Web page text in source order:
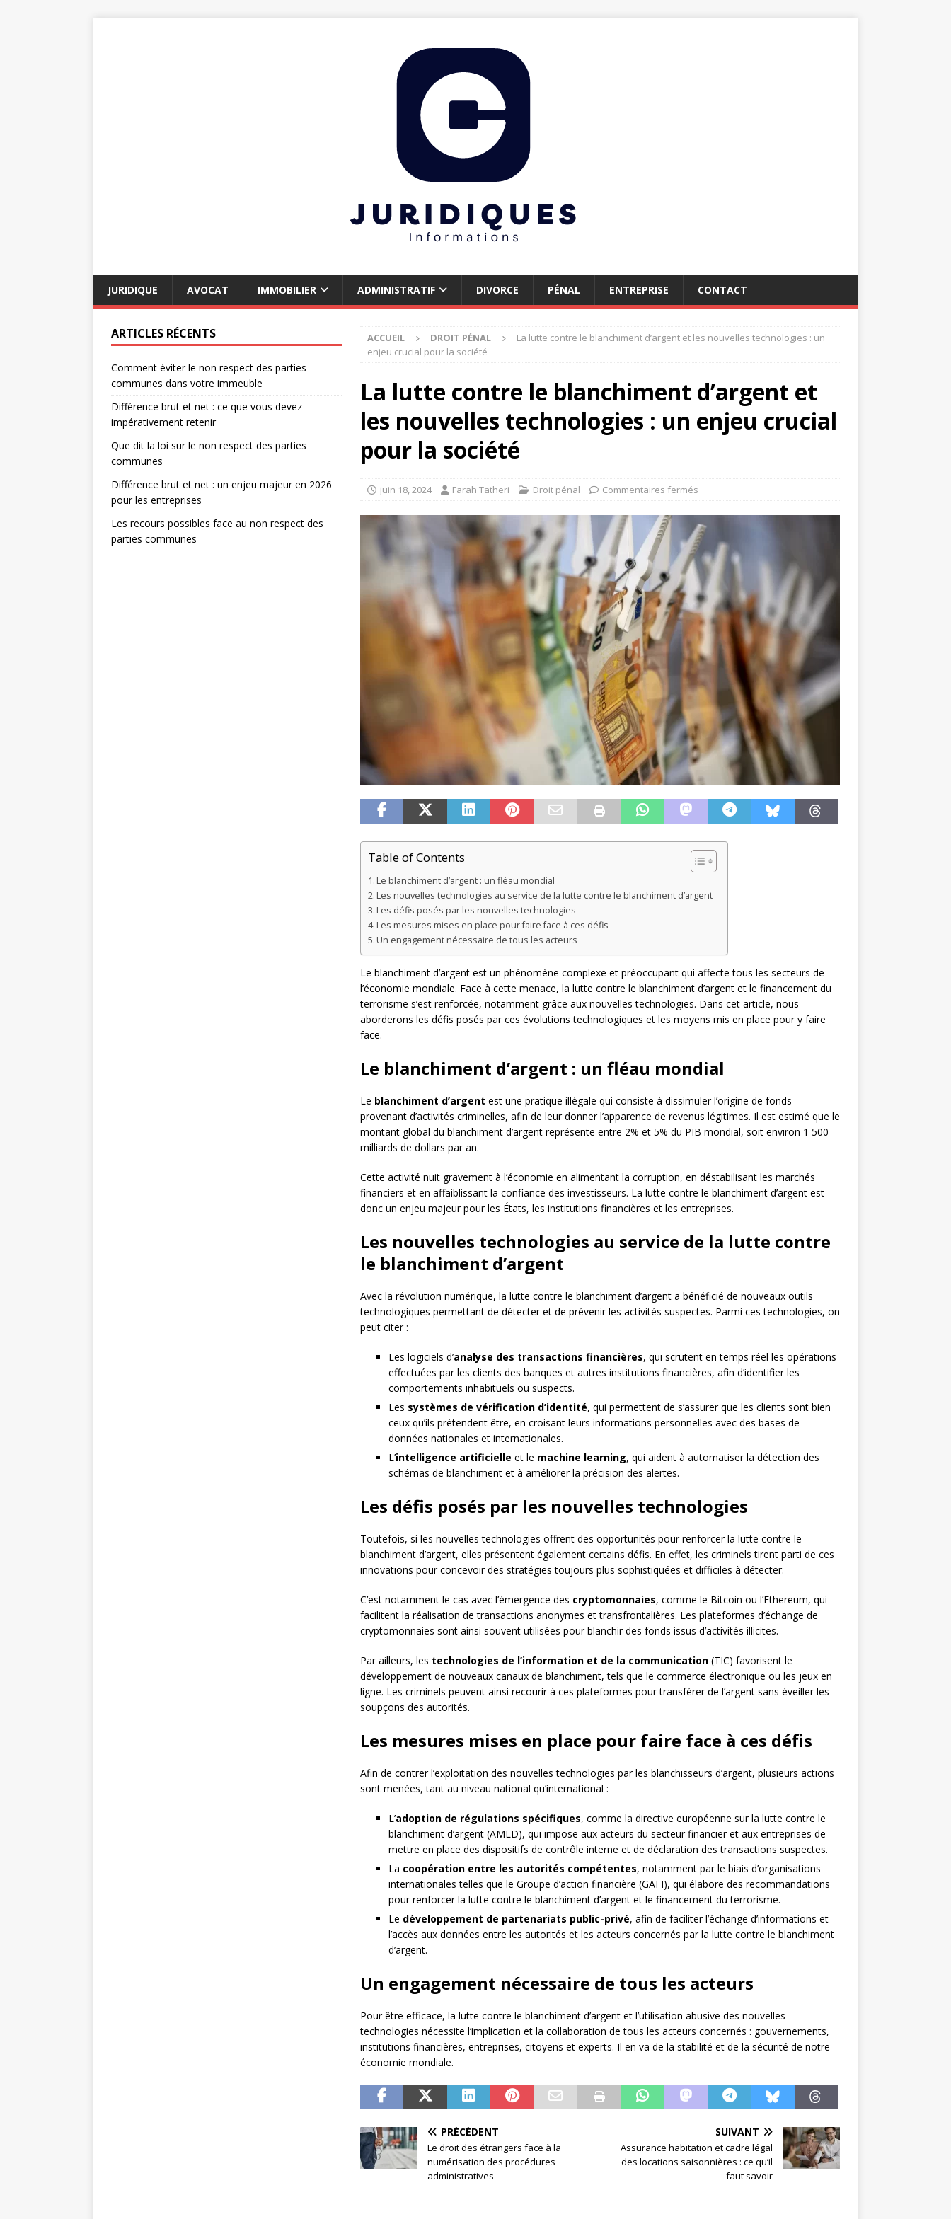
JURIDIQUE AVOCAT IMMOBILIER ADMINISTRATIF DIVORCE PÉNAL ENTREPRISE CONTACT
ACCUEIL DROIT PÉNAL
La lutte contre le blanchiment d’argent et les nouvelles technologies : un
enjeu crucial pour la société
La lutte contre le blanchiment d’argent et
les nouvelles technologies : un enjeu crucial
pour la société
juin 18, 2024 Farah Tatheri Droit pénal Commentaires fermés
Table of Contents
Le blanchiment d’argent : un fléau mondial
Les nouvelles technologies au service de la lutte contre le blanchiment d’argent
Les défis posés par les nouvelles technologies
Les mesures mises en place pour faire face à ces défis
Un engagement nécessaire de tous les acteurs
Le blanchiment d’argent est un phénomène complexe et préoccupant qui affecte tous les secteurs de
l’économie mondiale. Face à cette menace, la lutte contre le blanchiment d’argent et le financement du
terrorisme s’est renforcée, notamment grâce aux nouvelles technologies. Dans cet article, nous
aborderons les défis posés par ces évolutions technologiques et les moyens mis en place pour y faire
face.
Le blanchiment d’argent : un fléau mondial
Le blanchiment d’argent est une pratique illégale qui consiste à dissimuler l’origine de fonds
provenant d’activités criminelles, afin de leur donner l’apparence de revenus légitimes. Il est estimé que le
montant global du blanchiment d’argent représente entre 2% et 5% du PIB mondial, soit environ 1 500
milliards de dollars par an.
Cette activité nuit gravement à l’économie en alimentant la corruption, en déstabilisant les marchés
financiers et en affaiblissant la confiance des investisseurs. La lutte contre le blanchiment d’argent est
donc un enjeu majeur pour les États, les institutions financières et les entreprises.
Les nouvelles technologies au service de la lutte contre
le blanchiment d’argent
Avec la révolution numérique, la lutte contre le blanchiment d’argent a bénéficié de nouveaux outils
technologiques permettant de détecter et de prévenir les activités suspectes. Parmi ces technologies, on
peut citer :
Les logiciels d’analyse des transactions financières, qui scrutent en temps réel les opérations
effectuées par les clients des banques et autres institutions financières, afin d’identifier les
comportements inhabituels ou suspects.
Les systèmes de vérification d’identité, qui permettent de s’assurer que les clients sont bien
ceux qu’ils prétendent être, en croisant leurs informations personnelles avec des bases de
données nationales et internationales.
L’intelligence artificielle et le machine learning, qui aident à automatiser la détection des
schémas de blanchiment et à améliorer la précision des alertes.
Les défis posés par les nouvelles technologies
Toutefois, si les nouvelles technologies offrent des opportunités pour renforcer la lutte contre le
blanchiment d’argent, elles présentent également certains défis. En effet, les criminels tirent parti de ces
innovations pour concevoir des stratégies toujours plus sophistiquées et difficiles à détecter.
C’est notamment le cas avec l’émergence des cryptomonnaies, comme le Bitcoin ou l’Ethereum, qui
facilitent la réalisation de transactions anonymes et transfrontalières. Les plateformes d’échange de
cryptomonnaies sont ainsi souvent utilisées pour blanchir des fonds issus d’activités illicites.
Par ailleurs, les technologies de l’information et de la communication(TIC) favorisent le
développement de nouveaux canaux de blanchiment, tels que le commerce électronique ou les jeux en
ligne. Les criminels peuvent ainsi recourir à ces plateformes pour transférer de l’argent sans éveiller les
soupçons des autorités.
Les mesures mises en place pour faire face à ces défis
Afin de contrer l’exploitation des nouvelles technologies par les blanchisseurs d’argent, plusieurs actions
sont menées, tant au niveau national qu’international :
L’adoption de régulations spécifiques, comme la directive européenne sur la lutte contre le
blanchiment d’argent (AMLD), qui impose aux acteurs du secteur financier et aux entreprises de
mettre en place des dispositifs de contrôle interne et de déclaration des transactions suspectes.
La coopération entre les autorités compétentes, notamment par le biais d’organisations
internationales telles que le Groupe d’action financière (GAFI), qui élabore des recommandations
pour renforcer la lutte contre le blanchiment d’argent et le financement du terrorisme.
Le développement de partenariats public-privé, afin de faciliter l’échange d’informations et
l’accès aux données entre les autorités et les acteurs concernés par la lutte contre le blanchiment
d’argent.
Un engagement nécessaire de tous les acteurs
Pour être efficace, la lutte contre le blanchiment d’argent et l’utilisation abusive des nouvelles
technologies nécessite l’implication et la collaboration de tous les acteurs concernés : gouvernements,
institutions financières, entreprises, citoyens et experts. Il en va de la stabilité et de la sécurité de notre
économie mondiale.
PRÉCÉDENT
Le droit des étrangers face à la
numérisation des procédures
administratives
SUIVANT
Assurance habitation et cadre légal
des locations saisonnières : ce qu’il
faut savoir
ARTICLES RÉCENTS
Comment éviter le non respect des parties
communes dans votre immeuble
Différence brut et net : ce que vous devez
impérativement retenir
Que dit la loi sur le non respect des parties
communes
Différence brut et net : un enjeu majeur en 2026
pour les entreprises
Les recours possibles face au non respect des
parties communes